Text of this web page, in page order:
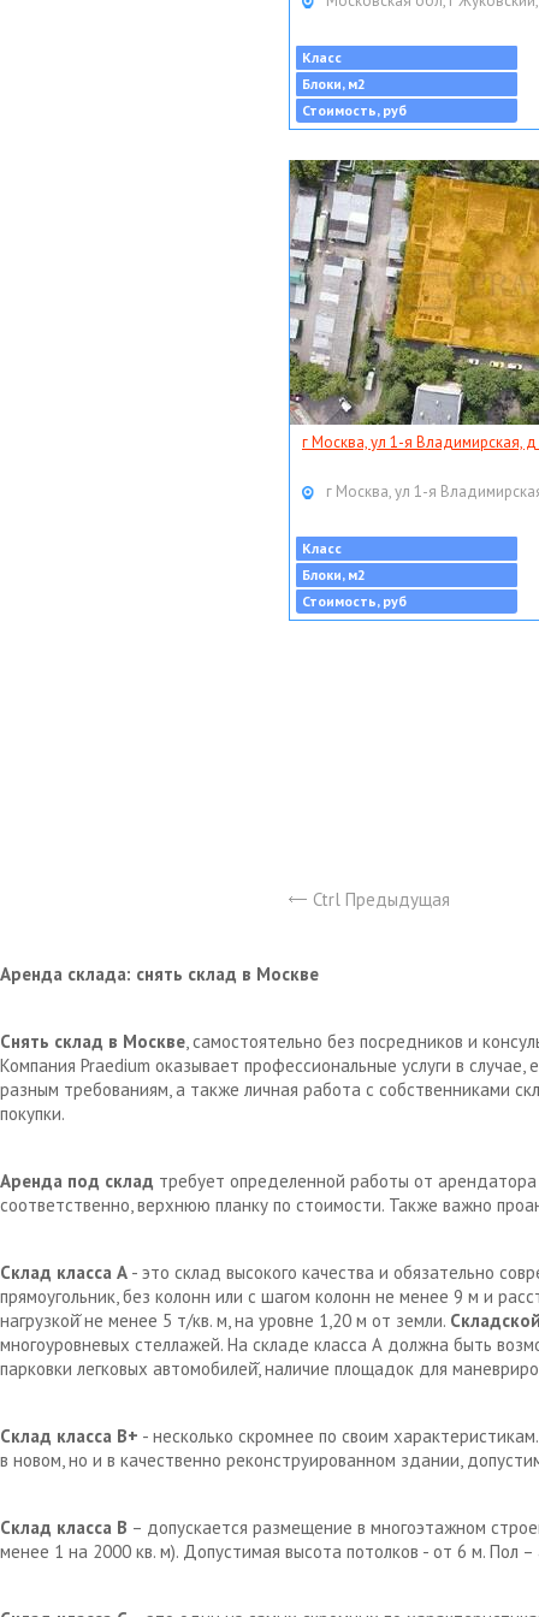
Класс
Блоки, м2
Стоимость, руб
г Москва, ул 1-я Владимирская, д
г Москва, ул 1-я
Класс
Блоки, м2
Стоимость, руб
Ctrl Предыдущая
Аренда склада: снять склад в Москве
Снять склад в Москве, самостоятельно без посредников и
Компания Praedium оказывает профессиональные услуги в
разным требованиям, а также личная работа с собственниками
покупки.
Аренда под склад требует определенной работы от
соответственно, верхнюю планку по стоимости. Также важно
Склад класса А - это склад высокого качества и обязательно
прямоугольник, без колонн или с шагом колонн не менее 9 м и
нагрузкой̆ не менее 5 т/кв. м, на уровне 1,20 м от земли.
многоуровневых стеллажей. На складе класса А должна быть
парковки легковых автомобилей̆, наличие площадок для
Склад класса В+ - несколько скромнее по своим
в новом, но и в качественно реконструированном здании,
Склад класса В – допускается размещение в многоэтажном
менее 1 на 2000 кв. м). Допустимая высота потолков - от 6 м. Пол